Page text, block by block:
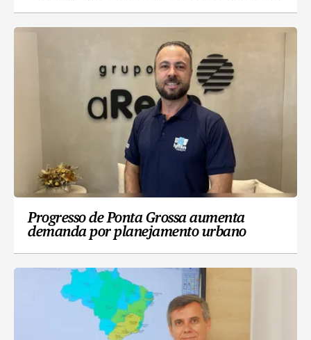
Progresso de Ponta Grossa aumenta
demanda por planejamento urbano